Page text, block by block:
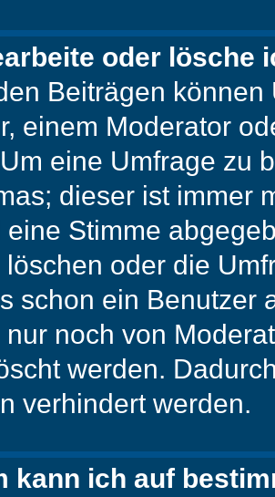
oder lösche
Beiträgen
einem Moderator
eine Umfrage zu
dieser ist immer
eine Stimme
löschen oder die
schon ein Benutzer
nur noch von
werden.
verhindert werden.
kann ich auf